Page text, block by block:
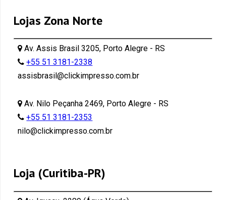
Lojas Zona Norte
Av. Assis Brasil 3205, Porto Alegre - RS
+55 51 3181-2338
assisbrasil@clickimpresso.com.br
Av. Nilo Peçanha 2469, Porto Alegre - RS
+55 51 3181-2353
nilo@clickimpresso.com.br
Loja (Curitiba-PR)